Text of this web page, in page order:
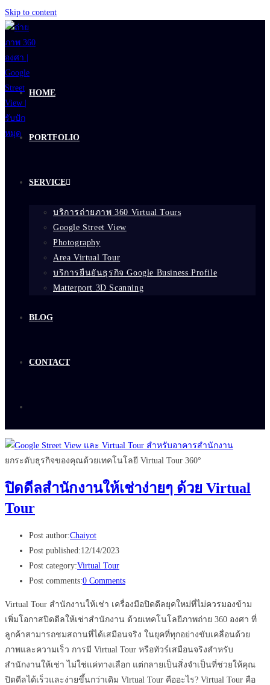
Skip to content
HOME
PORTFOLIO
SERVICE
บริการถ่ายภาพ 360 Virtual Tours
Google Street View
Photography
Area Virtual Tour
บริการยืนยันธุรกิจ Google Business Profile
Matterport 3D Scanning
BLOG
CONTACT
ยกระดับธุรกิจของคุณด้วยเทคโนโลยี Virtual Tour 360°
ปิดดีลสำนักงานให้เช่าง่ายๆ ด้วย Virtual
Tour
Post author:Chaiyot
Post published:12/14/2023
Post category:Virtual Tour
Post comments:0 Comments
Virtual Tour สำนักงานให้เช่า เครื่องมือปิดดีลยุคใหม่ที่ไม่ควรมองข้าม
เพิ่มโอกาสปิดดีลให้เช่าสำนักงาน ด้วยเทคโนโลยีภาพถ่าย 360 องศา ที่
ลูกค้าสามารถชมสถานที่ได้เสมือนจริง ในยุคที่ทุกอย่างขับเคลื่อนด้วย
ภาพและความเร็ว การมี Virtual Tour หรือทัวร์เสมือนจริงสำหรับ
สำนักงานให้เช่า ไม่ใช่แค่ทางเลือก แต่กลายเป็นสิ่งจำเป็นที่ช่วยให้คุณ
ปิดดีลได้เร็วและง่ายขึ้นกว่าเดิม Virtual Tour คืออะไร? Virtual Tour คือ